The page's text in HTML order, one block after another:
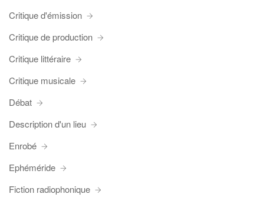
Critique d'émission
Critique de production
Critique littéraire
Critique musicale
Débat
Description d'un lieu
Enrobé
Ephéméride
Fiction radiophonique